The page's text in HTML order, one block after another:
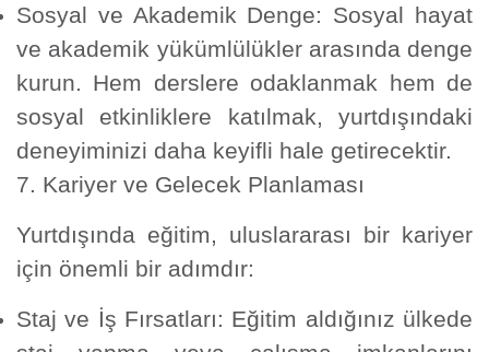
Sosyal ve Akademik Denge: Sosyal hayat
ve akademik yükümlülükler arasında denge
kurun. Hem derslere odaklanmak hem de
sosyal etkinliklere katılmak, yurtdışındaki
deneyiminizi daha keyifli hale getirecektir.
7. Kariyer ve Gelecek Planlaması
Yurtdışında eğitim, uluslararası bir kariyer
için önemli bir adımdır:
Staj ve İş Fırsatları: Eğitim aldığınız ülkede